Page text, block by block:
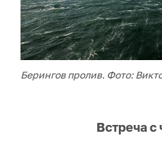
Берингов пролив. Фото:
Встреча с